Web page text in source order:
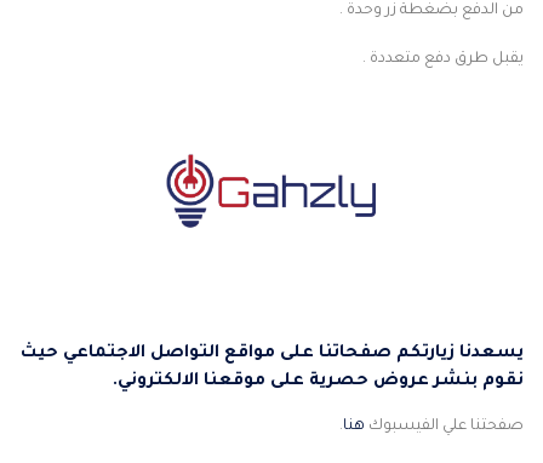
من الدفع بضغطة زر وحدة .
يقبل طرق دفع متعددة .
يسعدنا زيارتكم صفحاتنا على مواقع التواصل الاجتماعي حيث
نقوم بنشر عروض حصرية على موقعنا الالكتروني.
صفحتنا علي الفيسبوك هنا.